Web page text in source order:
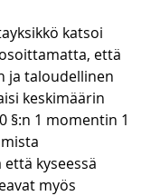
katsoi
että
ja taloudellinen
keskimäärin
§:n 1 momentin 1
kyseessä
myös